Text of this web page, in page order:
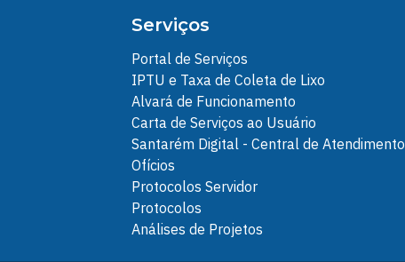
Serviços
Portal de Serviços
IPTU e Taxa de Coleta de Lixo
Alvará de Funcionamento
Carta de Serviços ao Usuário
Santarém Digital - Central de Atendimento
Ofícios
Protocolos Servidor
Protocolos
Análises de Projetos